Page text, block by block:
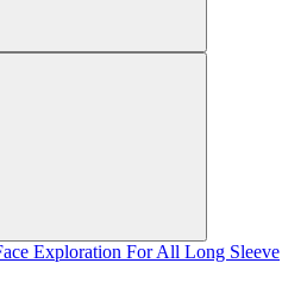
Exploration For All Long Sleeve